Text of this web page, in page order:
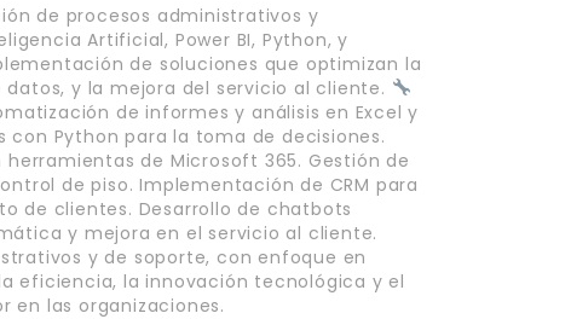
de procesos administrativos y
Artificial, Power BI, Python, y
de soluciones que optimizan la
y la mejora del servicio al cliente.
de informes y análisis en Excel y
con Python para la toma de decisiones.
de Microsoft 365. Gestión de
de piso. Implementación de CRM para
de clientes. Desarrollo de chatbots
y mejora en el servicio al cliente.
y de soporte, con enfoque en
eficiencia, la innovación tecnológica y el
en las organizaciones.